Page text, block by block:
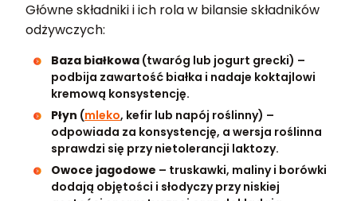
Główne składniki i ich rola w bilansie składników
odżywczych:
Baza białkowa (twaróg lub jogurt grecki) –
podbija zawartość białka i nadaje koktajlowi
kremową konsystencję.
Płyn (mleko, kefir lub napój roślinny) –
odpowiada za konsystencję, a wersja roślinna
sprawdzi się przy nietolerancji laktozy.
Owoce jagodowe – truskawki, maliny i borówki
dodają objętości i słodyczy przy niskiej